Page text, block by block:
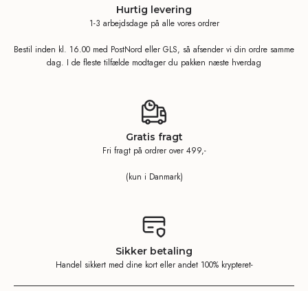
Hurtig levering
1-3 arbejdsdage på alle vores ordrer
Bestil inden kl. 16.00 med PostNord eller GLS, så afsender vi din ordre samme
dag. I de fleste tilfælde modtager du pakken næste hverdag
Gratis fragt
Fri fragt på ordrer over 499,-
(kun i Danmark)
Sikker betaling
Handel sikkert med dine kort eller andet 100% krypteret-